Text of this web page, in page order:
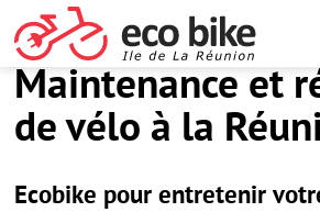
Maintenance et
de vélo à la
Ecobike pour entretenir